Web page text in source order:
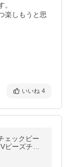
楽しもうと思
いいね 4
ェックビー
ビーズチェ
+蓄光 夜光